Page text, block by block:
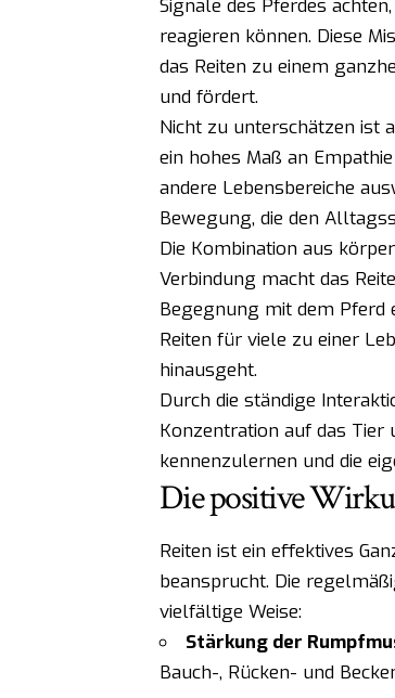
Signale des Pferdes
reagieren können. Diese
das Reiten zu einem
und fördert.
Nicht zu unterschätzen ist
ein hohes Maß an
andere Lebensbereiche
Bewegung, die den
Die Kombination aus
Verbindung macht das
Begegnung mit dem Pferd
Reiten für viele zu einer
hinausgeht.
Durch die ständige
Konzentration auf das Tier
kennenzulernen und die
Die positive
Reiten ist ein effektives
beansprucht. Die
vielfältige Weise:
Stärkung der
Bauch-, Rücken- und